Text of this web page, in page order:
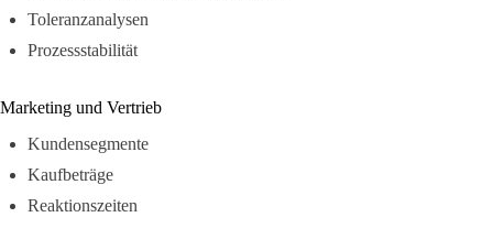
Toleranzanalysen
Prozessstabilität
Marketing und Vertrieb
Kundensegmente
Kaufbeträge
Reaktionszeiten